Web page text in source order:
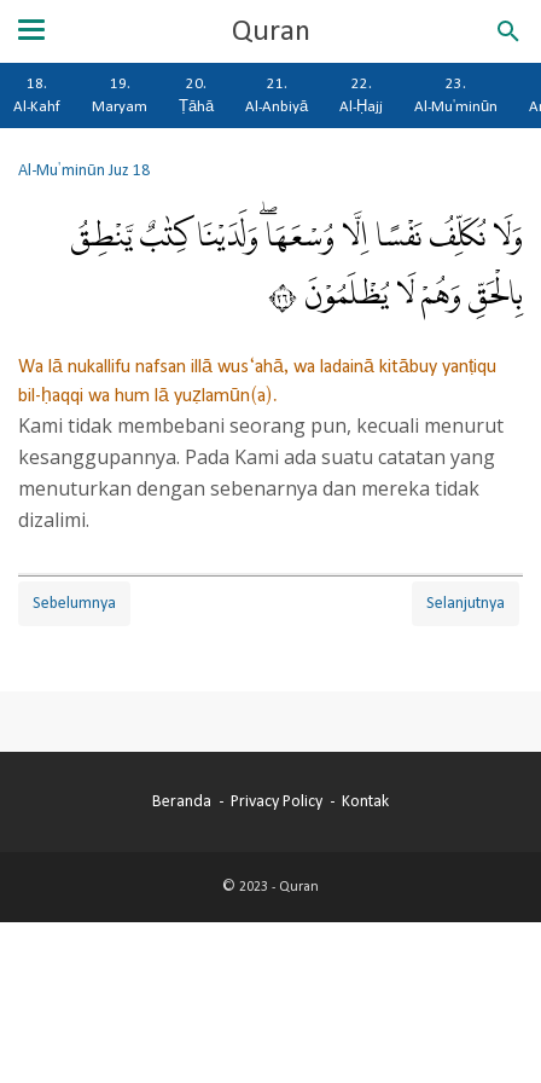
Quran
18.
Al-Kahf
19.
Maryam
20.
Ṭāhā
21.
Al-Anbiyā
22.
Al-Ḥajj
23.
Al-Mu'minūn
Al-Mu'minūnJuz 18
وَلَا نُكَلِّفُ نَفْسًا اِلَّا وُسْعَهَاۖ وَلَدَيْنَا كِتٰبٌ يَّنْطِقُ
بِالْحَقِّ وَهُمْ لَا يُظْلَمُوْنَ ٦٢
Wa lā nukallifu nafsan illā wus‘ahā, wa ladainā kitābuy yanṭiqu
bil-ḥaqqi wa hum lā yuẓlamūn(a).
Kami tidak membebani seorang pun, kecuali menurut
kesanggupannya. Pada Kami ada suatu catatan yang
menuturkan dengan sebenarnya dan mereka tidak
dizalimi.
Sebelumnya Selanjutnya
Beranda Privacy Policy Kontak
© 2023 - Quran